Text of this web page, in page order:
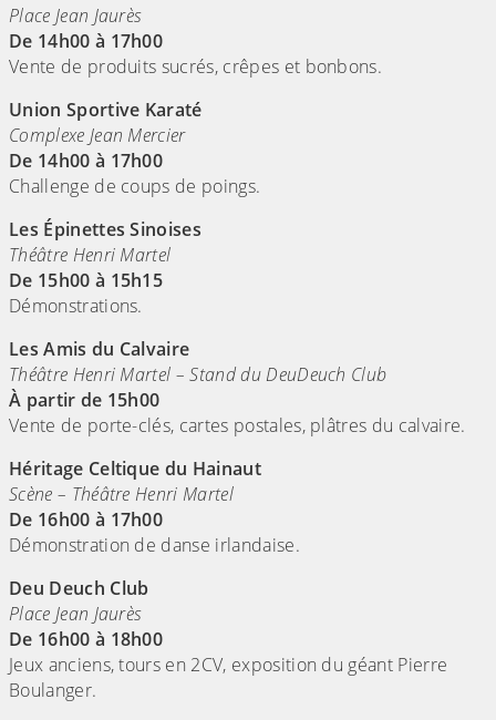
Place Jean Jaurès
De 14h00 à 17h00
Vente de produits sucrés, crêpes et bonbons.
Union Sportive Karaté
Complexe Jean Mercier
De 14h00 à 17h00
Challenge de coups de poings.
Les Épinettes Sinoises
Théâtre Henri Martel
De 15h00 à 15h15
Démonstrations.
Les Amis du Calvaire
Théâtre Henri Martel – Stand du DeuDeuch Club
À partir de 15h00
Vente de porte-clés, cartes postales, plâtres du calvaire.
Héritage Celtique du Hainaut
Scène – Théâtre Henri Martel
De 16h00 à 17h00
Démonstration de danse irlandaise.
Deu Deuch Club
Place Jean Jaurès
De 16h00 à 18h00
Jeux anciens, tours en 2CV, exposition du géant Pierre
Boulanger.